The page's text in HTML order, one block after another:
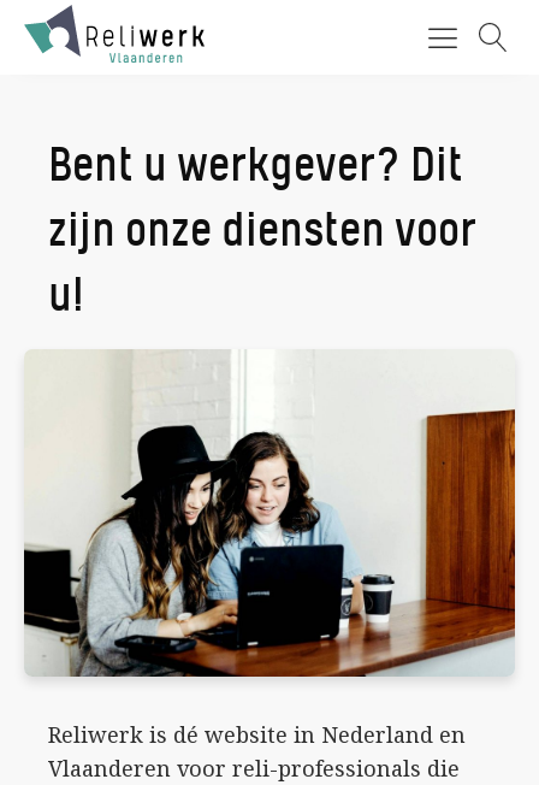
Bent u werkgever? Dit
zijn onze diensten voor
u!
Reliwerk is dé website in Nederland en
Vlaanderen voor reli-professionals die